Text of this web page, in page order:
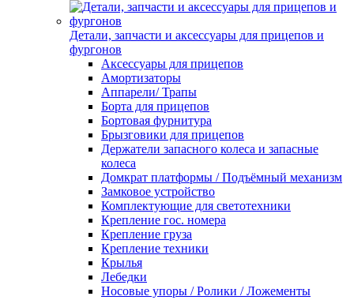
Детали, запчасти и аксессуары для прицепов и
фургонов
Аксессуары для прицепов
Амортизаторы
Аппарели/ Трапы
Борта для прицепов
Бортовая фурнитура
Брызговики для прицепов
Держатели запасного колеса и запасные
колеса
Домкрат платформы / Подъёмный механизм
Замковое устройство
Комплектующие для светотехники
Крепление гос. номера
Крепление груза
Крепление техники
Крылья
Лебедки
Носовые упоры / Ролики / Ложементы